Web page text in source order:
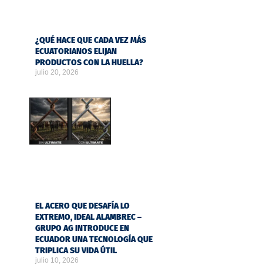
¿QUÉ HACE QUE CADA VEZ MÁS
ECUATORIANOS ELIJAN
PRODUCTOS CON LA HUELLA?
julio 20, 2026
EL ACERO QUE DESAFÍA LO
EXTREMO, IDEAL ALAMBREC –
GRUPO AG INTRODUCE EN
ECUADOR UNA TECNOLOGÍA QUE
TRIPLICA SU VIDA ÚTIL
julio 10, 2026